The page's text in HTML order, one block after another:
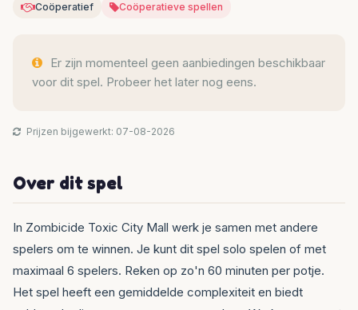
Coöperatief
Coöperatieve spellen
Er zijn momenteel geen aanbiedingen beschikbaar
voor dit spel. Probeer het later nog eens.
Prijzen bijgewerkt: 07-08-2026
Over dit spel
In Zombicide Toxic City Mall werk je samen met andere
spelers om te winnen. Je kunt dit spel solo spelen of met
maximaal 6 spelers. Reken op zo'n 60 minuten per potje.
Het spel heeft een gemiddelde complexiteit en biedt